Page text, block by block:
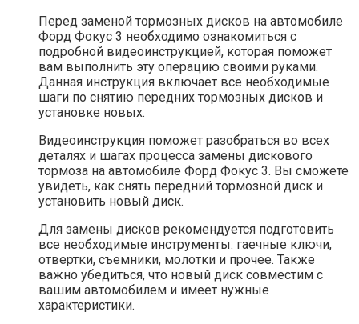
Перед заменой тормозных дисков на автомобиле
Форд Фокус 3 необходимо ознакомиться с
подробной видеоинструкцией, которая поможет
вам выполнить эту операцию своими руками.
Данная инструкция включает все необходимые
шаги по снятию передних тормозных дисков и
установке новых.
Видеоинструкция поможет разобраться во всех
деталях и шагах процесса замены дискового
тормоза на автомобиле Форд Фокус 3. Вы сможете
увидеть, как снять передний тормозной диск и
установить новый диск.
Для замены дисков рекомендуется подготовить
все необходимые инструменты: гаечные ключи,
отвертки, съемники, молотки и прочее. Также
важно убедиться, что новый диск совместим с
вашим автомобилем и имеет нужные
характеристики.